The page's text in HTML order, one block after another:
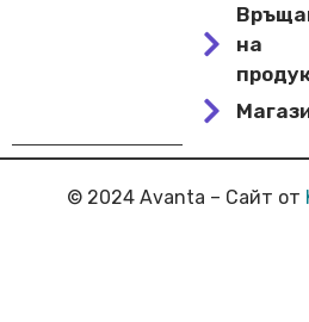
на
© 2024 Avanta – Сайт от